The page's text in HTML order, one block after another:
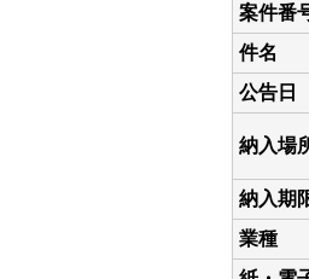
案件番
件名
公告日
納入場
納入期
業種